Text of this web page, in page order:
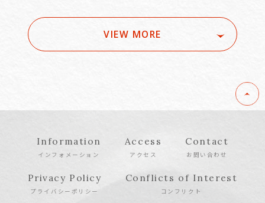
VIEW MORE
Information
インフォメーション
Access
アクセス
Contact
お問い合わせ
Privacy Policy
プライバシーポリシー
Conflicts of Interest
コンフリクト